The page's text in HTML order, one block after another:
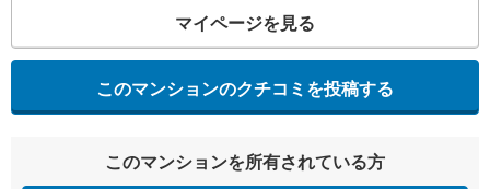
マイページを見る
このマンションのクチコミを投稿する
このマンションを所有されている方